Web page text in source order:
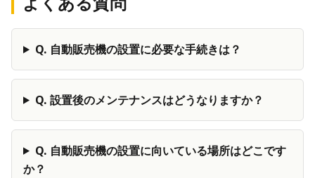
Q. 自動販売機の設置に必要な手続きは？
Q. 設置後のメンテナンスはどうなりますか？
Q. 自動販売機の設置に向いている場所はどこです
か？